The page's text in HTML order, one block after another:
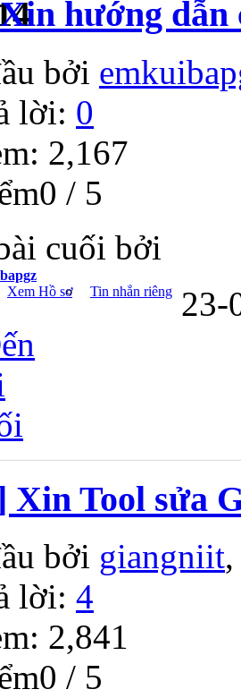
Xin hướng
bởi
lời: 0
2,167
/ 5
cuối bởi
Xem Hồ sơ
Tin nhắn riêng 23-
Xin Tool sửa
bởi giangniit
lời: 4
2,841
/ 5